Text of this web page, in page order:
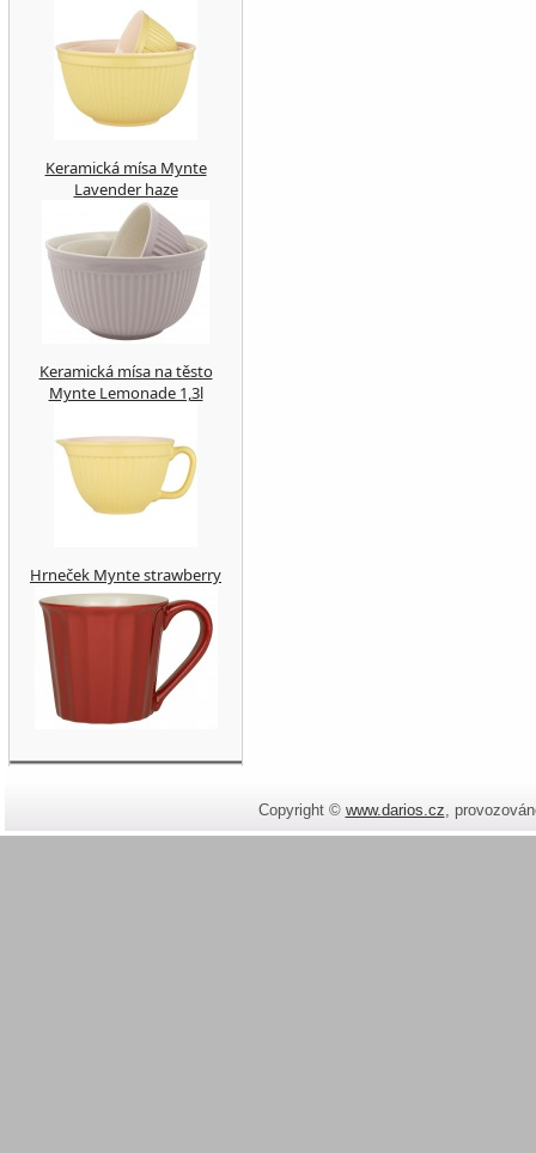
Keramická mísa Mynte
Lavender haze
Keramická mísa na těsto
Mynte Lemonade 1,3l
Hrneček Mynte strawberry
Copyright © www.darios.cz,